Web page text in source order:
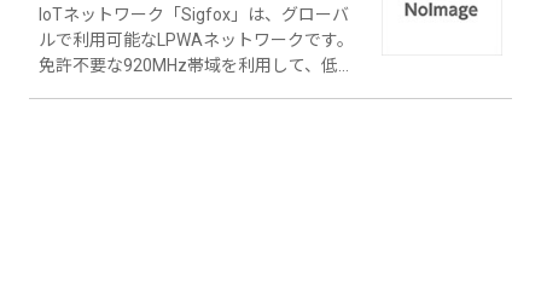
IoTネットワーク「Sigfox」は、グローバ
ルで利用可能なLPWAネットワークです。
免許不要な920MHz帯域を利用して、低価